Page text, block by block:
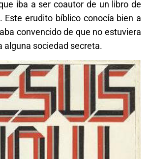
iba a ser coautor de un libro de
Este erudito bíblico conocía bien a
convencido de que no estuviera
alguna sociedad secreta.